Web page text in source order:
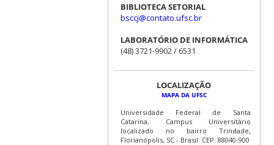
BIBLIOTECA SETORIAL
bsccj@contato.ufsc.br
LABORATÓRIO DE INFORMÁTICA
(48) 3721-9902 / 6531
LOCALIZAÇÃO
MAPA DA UFSC
Universidade Federal de Santa
Catarina, Campus Universitário
localizado no bairro Trindade,
Florianópolis, SC - Brasil. CEP: 88040-900